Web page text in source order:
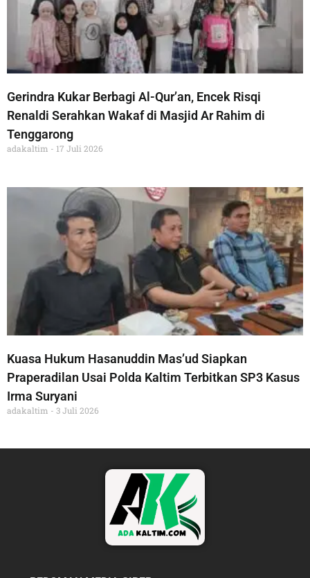
Gerindra Kukar Berbagi Al-Qur’an, Encek Risqi
Renaldi Serahkan Wakaf di Masjid Ar Rahim di
Tenggarong
adakaltim 17 Juli 2026
Kuasa Hukum Hasanuddin Mas’ud Siapkan
Praperadilan Usai Polda Kaltim Terbitkan SP3 Kasus
Irma Suryani
adakaltim 3 Juli 2026